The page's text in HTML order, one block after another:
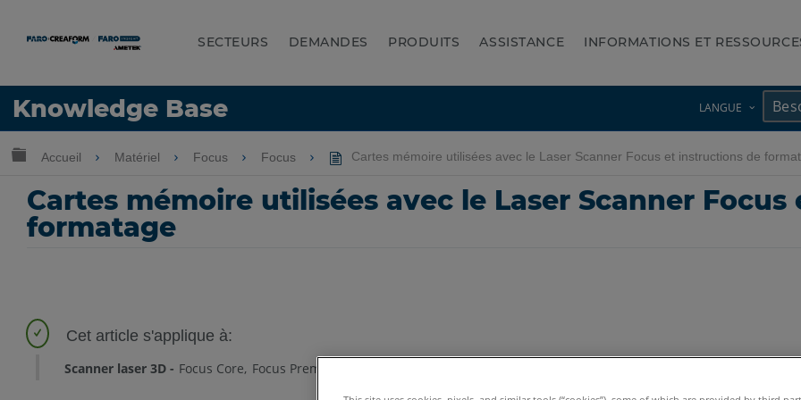
SECTEURS DEMANDES PRODUITS ASSISTANCE INFORMATIONS ET
Knowledge Base LANGUE
LANGUE
Développer/réduire la hiérarchie globale
Accueil Matériel Focus Focus Cartes mémoire utilisées avec le Laser Scanner Focus et instructions de
Cartes mémoire utilisées avec le Laser Scanner
formatage
Scanner laser 3D Focus Core Focus Premium